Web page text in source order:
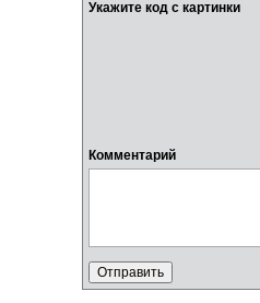
Укажите код с картинки
Комментарий